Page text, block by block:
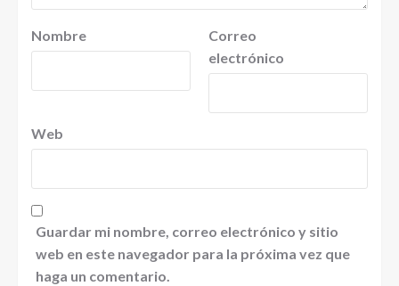
Nombre
Correo
electrónico
Web
Guardar mi nombre, correo electrónico y sitio
web en este navegador para la próxima vez que
haga un comentario.